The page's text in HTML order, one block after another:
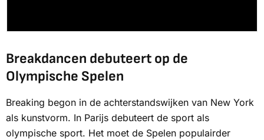
Breakdancen debuteert op de
Olympische Spelen
Breaking begon in de achterstandswijken van New York
als kunstvorm. In Parijs debuteert de sport als
olympische sport. Het moet de Spelen populairder